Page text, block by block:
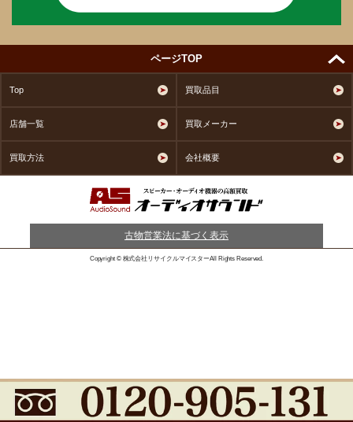
ページTOP
Top 買取品目
店舗一覧 買取メーカー
買取方法 会社概要
古物営業法に基づく表示
Copyright © 株式会社リサイクルマイスターAll Rights Reserved.